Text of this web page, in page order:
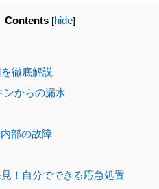
Contents [hide]
徹底解説
ンからの漏水
部の故障
！自分でできる応急処置